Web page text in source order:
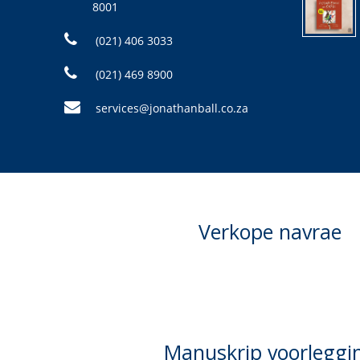
8001
(021) 406 3033
(021) 469 8900
services@jonathanball.co.za
Verkope navrae
Manuskrip